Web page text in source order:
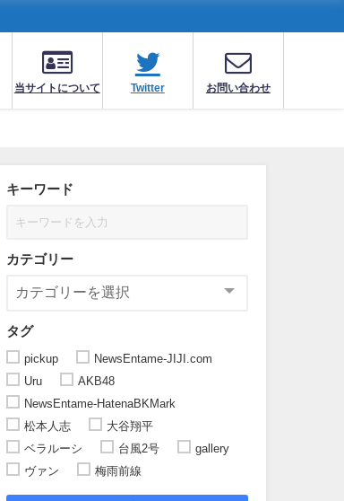
当サイトについて Twitter お問い合わせ
キーワード
カテゴリー
タグ
pickup
NewsEntame-JIJI.com
Uru
AKB48
NewsEntame-HatenaBKMark
松本人志
大谷翔平
ベラルーシ
台風2号
gallery
ヴァン
梅雨前線